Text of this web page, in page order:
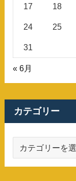
17 18
24 25
31
« 6月
カテゴリー
ゴ